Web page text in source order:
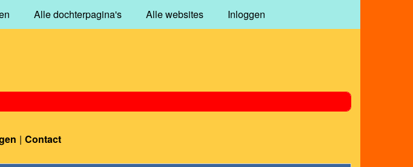
Alle dochterpagina's Alle websites Inloggen
Contact